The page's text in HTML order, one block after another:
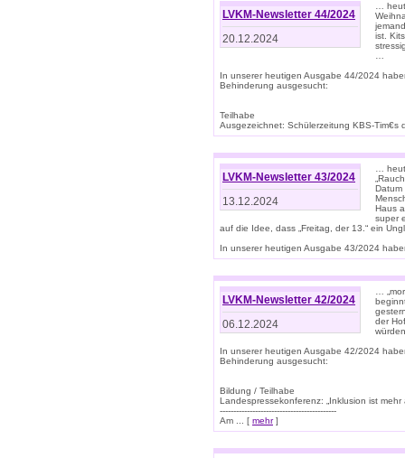
LVKM-Newsletter 44/2024
20.12.2024
…
ist.
In unserer heutigen Ausgabe 44/2024
Behinderung ausgesucht:
Teilhabe
Ausgezeichnet: Schülerzeitung KBS-Tim€s
LVKM-Newsletter 43/2024
13.12.2024
…
Datum
Haus
super
auf die Idee, dass „Freitag, der 13.“ ein
In unserer heutigen Ausgabe 43/2024
LVKM-Newsletter 42/2024
06.12.2024
…
der
In unserer heutigen Ausgabe 42/2024
Behinderung ausgesucht:
Bildung / Teilhabe
Landespressekonferenz: „Inklusion ist mehr
-------------------------------------------
Am ... [ mehr]